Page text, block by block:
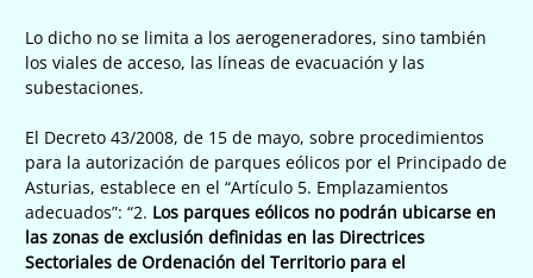
Lo dicho no se limita a los aerogeneradores, sino también
los viales de acceso, las líneas de evacuación y las
subestaciones.
El Decreto 43/2008, de 15 de mayo, sobre procedimientos
para la autorización de parques eólicos por el Principado de
Asturias, establece en el “Artículo 5. Emplazamientos
adecuados”: “2. Los parques eólicos no podrán ubicarse en
las zonas de exclusión definidas en las Directrices
Sectoriales de Ordenación del Territorio para el